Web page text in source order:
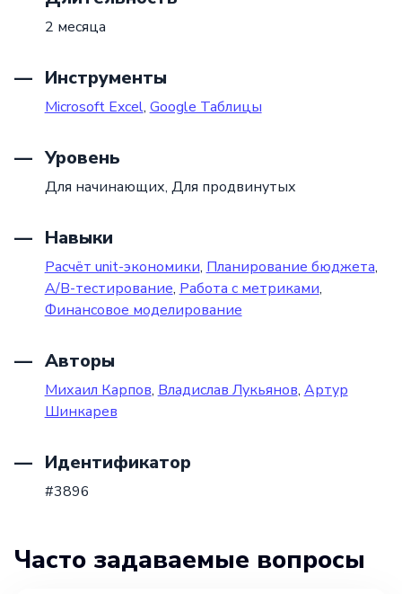
2 месяца
Инструменты
Microsoft Excel, Google Таблицы
Уровень
Для начинающих, Для продвинутых
Навыки
Расчёт unit-экономики, Планирование бюджета,
A/B-тестирование, Работа с метриками,
Финансовое моделирование
Авторы
Михаил Карпов, Владислав Лукьянов, Артур
Шинкарев
Идентификатор
#3896
Часто задаваемые вопросы